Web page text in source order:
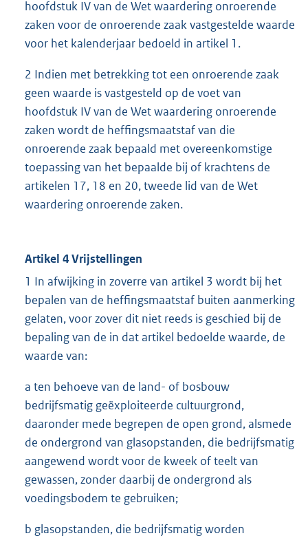
hoofdstuk IV van de Wet waardering onroerende
zaken voor de onroerende zaak vastgestelde waarde
voor het kalenderjaar bedoeld in artikel 1.
2 Indien met betrekking tot een onroerende zaak
geen waarde is vastgesteld op de voet van
hoofdstuk IV van de Wet waardering onroerende
zaken wordt de heffingsmaatstaf van die
onroerende zaak bepaald met overeenkomstige
toepassing van het bepaalde bij of krachtens de
artikelen 17, 18 en 20, tweede lid van de Wet
waardering onroerende zaken.
Artikel 4 Vrijstellingen
1 In afwijking in zoverre van artikel 3 wordt bij het
bepalen van de heffingsmaatstaf buiten aanmerking
gelaten, voor zover dit niet reeds is geschied bij de
bepaling van de in dat artikel bedoelde waarde, de
waarde van:
a ten behoeve van de land- of bosbouw
bedrijfsmatig geëxploiteerde cultuurgrond,
daaronder mede begrepen de open grond, alsmede
de ondergrond van glasopstanden, die bedrijfsmatig
aangewend wordt voor de kweek of teelt van
gewassen, zonder daarbij de ondergrond als
voedingsbodem te gebruiken;
b glasopstanden, die bedrijfsmatig worden